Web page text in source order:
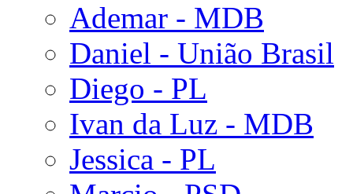
Ademar - MDB
Daniel - União Brasil
Diego - PL
Ivan da Luz - MDB
Jessica - PL